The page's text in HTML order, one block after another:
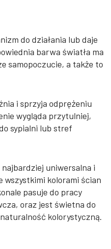
do działania lub daje
barwa światła ma
samopoczucie, a także to
i sprzyja odprężeniu
wygląda przytulniej,
sypialni lub stref
najbardziej uniwersalna i
wszystkimi kolorami ścian
pasuje do pracy
oraz jest świetna do
kolorystyczną.